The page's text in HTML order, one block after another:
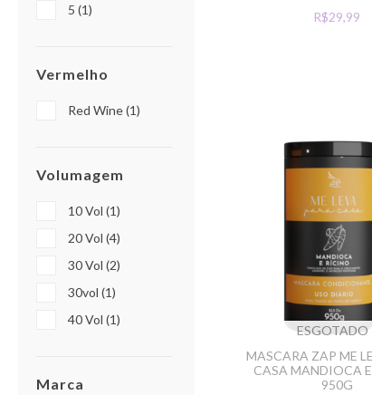
5 (1)
Vermelho
Red Wine (1)
Volumagem
10 Vol (1)
20 Vol (4)
30 Vol (2)
30vol (1)
40 Vol (1)
Marca
R$29,99
ESGOTADO
MASCARA ZAP ME
CASA MANDIOCA
950G